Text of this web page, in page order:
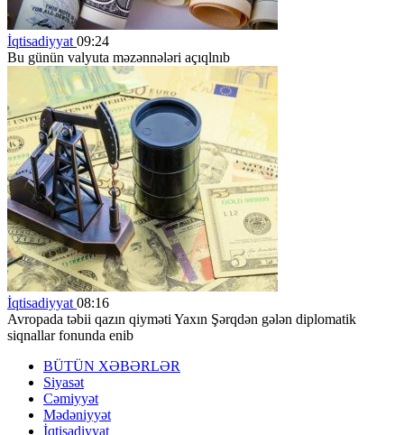
İqtisadiyyat 09:24
Bu günün valyuta məzənnələri açıqlnıb
İqtisadiyyat 08:16
Avropada təbii qazın qiyməti Yaxın Şərqdən gələn diplomatik
siqnallar fonunda enib
BÜTÜN XƏBƏRLƏR
Siyasət
Cəmiyyət
Mədəniyyət
İqtisadiyyat